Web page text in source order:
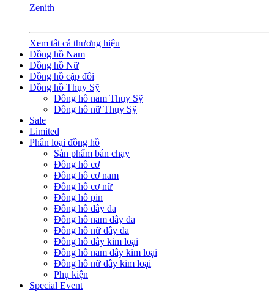
Zenith
Xem tất cả thương hiệu
Đồng hồ Nam
Đồng hồ Nữ
Đồng hồ cặp đôi
Đồng hồ Thụy Sỹ
Đồng hồ nam Thụy Sỹ
Đồng hồ nữ Thụy Sỹ
Sale
Limited
Phân loại đồng hồ
Sản phẩm bán chạy
Đồng hồ cơ
Đồng hồ cơ nam
Đồng hồ cơ nữ
Đồng hồ pin
Đồng hồ dây da
Đồng hồ nam dây da
Đồng hồ nữ dây da
Đồng hồ dây kim loại
Đồng hồ nam dây kim loại
Đồng hồ nữ dây kim loại
Phụ kiện
Special Event